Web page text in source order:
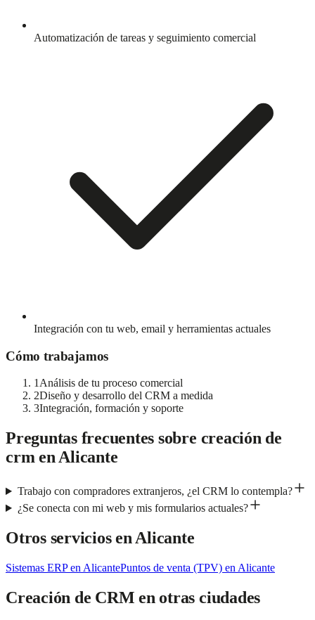
Automatización de tareas y seguimiento comercial
Integración con tu web, email y herramientas actuales
Cómo trabajamos
1 Análisis de tu proceso comercial
2Diseño y desarrollo del CRM a medida
3Integración, formación y soporte
Preguntas frecuentes sobre creación de
crmenAlicante
Trabajo con compradores extranjeros, ¿el CRM lo contempla?
¿Se conecta con mi web y mis formularios actuales?
Otros servicios en Alicante
Sistemas ERPen AlicantePuntos de venta (TPV) en Alicante
Creación de CRM en otras ciudades